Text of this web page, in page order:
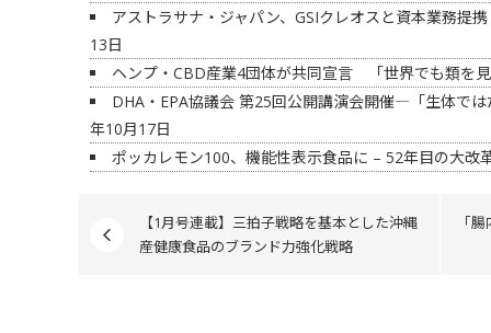
アストラサナ・ジャパン、GSIクレオスと資本業務提
13日
ヘンプ・CBD産業4団体が共同宣言 「世界でも類を
DHA・EPA協議会 第25回公開講演会開催―「生体で
年10月17日
ポッカレモン100、機能性表示食品に – 52年目の大改
【1月号連載】三拍子戦略を基本とした沖縄
産健康食品のブランド力強化戦略
「